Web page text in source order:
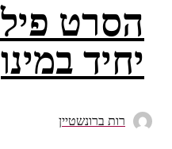
יחיד במינו
רות ברונשטיין